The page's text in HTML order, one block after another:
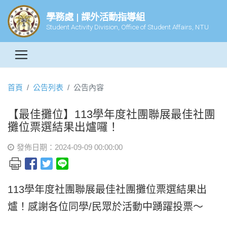
學務處 | 課外活動指導組
Student Activity Division, Office of Student Affairs, NTU
首頁 公告列表 公告內容
【最佳攤位】113學年度社團聯展最佳社團
攤位票選結果出爐囉！
發佈日期：2024-09-09 00:00:00
113學年度社團聯展最佳社團攤位票選結果出
爐！感謝各位同學/民眾於活動中踴躍投票～